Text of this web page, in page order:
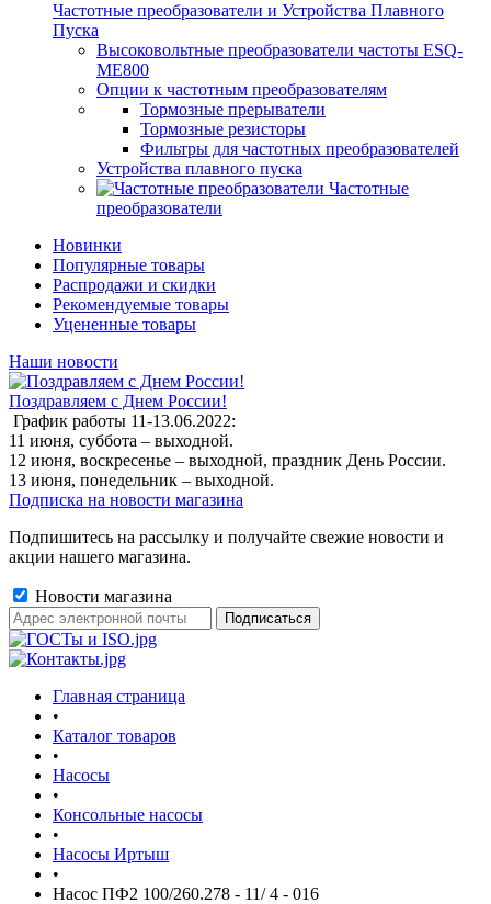
Частотные преобразователи и Устройства Плавного
Пуска
Высоковольтные преобразователи частоты ESQ-
ME800
Опции к частотным преобразователям
Тормозные прерыватели
Тормозные резисторы
Фильтры для частотных преобразователей
Устройства плавного пуска
Частотные
преобразователи
Новинки
Популярные товары
Распродажи и скидки
Рекомендуемые товары
Уцененные товары
Наши новости
Поздравляем с Днем России!
График работы 11-13.06.2022:
11 июня, суббота – выходной.
12 июня, воскресенье – выходной, праздник День России.
13 июня, понедельник – выходной.
Подписка на новости магазина
Подпишитесь на рассылку и получайте свежие новости и
акции нашего магазина.
Новости магазина
Главная страница
•
Каталог товаров
•
Насосы
•
Консольные насосы
•
Насосы Иртыш
•
Насос ПФ2 100/260.278 - 11/ 4 - 016